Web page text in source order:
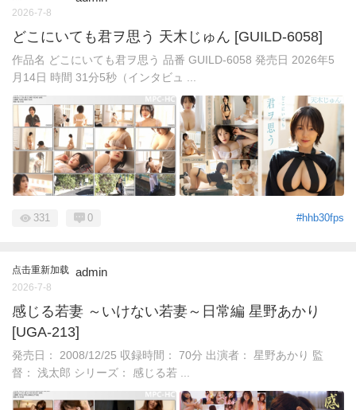
2026-7-8
どこにいても君ヲ思う 天木じゅん [GUILD-6058]
作品名 どこにいても君ヲ思う 品番 GUILD-6058 発売日 2026年5
月14日 時間 31分5秒（インタビュ ...
#hhb30fps
331 0
点击重新加载 admin
2026-7-8
感じる若妻 ～いけない若妻～日常編 星野あかり
[UGA-213]
発売日： 2008/12/25 収録時間： 70分 出演者： 星野あかり 監
督： 浅太郎 シリーズ： 感じる若 ...